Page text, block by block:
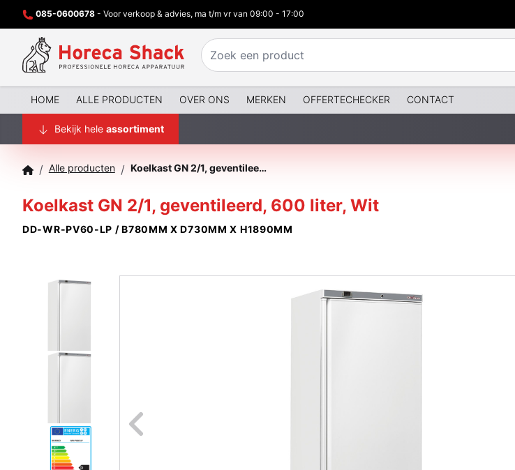
085-0600678 - Voor verkoop & advies, ma t/m vr van 09:00 - 17:00
HOME ALLE PRODUCTEN OVER ONS MERKEN OFFERTECHECKER CONTACT
Bekijk hele assortiment
/ Alle producten / Koelkast GN 2/1, geventileerd, 600 liter, Wit
Koelkast GN 2/1, geventileerd, 600 liter, Wit
DD-WR-PV60-LP / B780MM X D730MM X H1890MM
Naar vorige foto